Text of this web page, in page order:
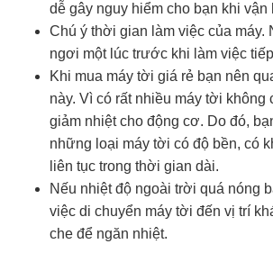
dễ gây nguy hiểm cho bạn khi vận
Chú ý thời gian làm việc của máy.
ngơi một lúc trước khi làm việc
Khi mua máy tời giá rẻ bạn nên
này. Vì có rất nhiều máy tời không
giảm nhiệt cho động cơ. Do đó,
những loại máy tời có độ bền, có
liên tục trong thời gian dài.
Nếu nhiệt độ ngoài trời quá nóng
việc di chuyển máy tời đến vị trí
che để ngăn nhiệt.